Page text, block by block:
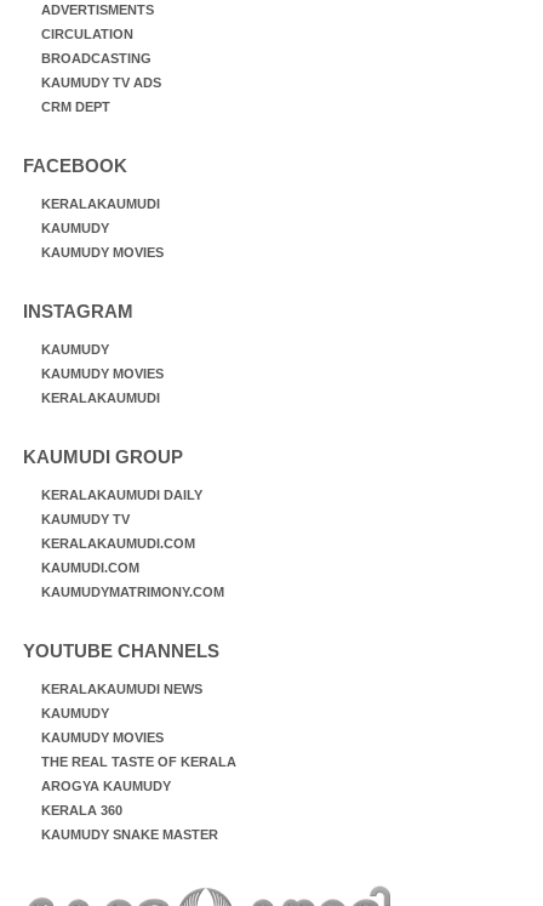
ADVERTISMENTS
CIRCULATION
BROADCASTING
KAUMUDY TV ADS
CRM DEPT
FACEBOOK
KERALAKAUMUDI
KAUMUDY
KAUMUDY MOVIES
INSTAGRAM
KAUMUDY
KAUMUDY MOVIES
KERALAKAUMUDI
KAUMUDI GROUP
KERALAKAUMUDI DAILY
KAUMUDY TV
KERALAKAUMUDI.COM
KAUMUDI.COM
KAUMUDYMATRIMONY.COM
YOUTUBE CHANNELS
KERALAKAUMUDI NEWS
KAUMUDY
KAUMUDY MOVIES
THE REAL TASTE OF KERALA
AROGYA KAUMUDY
KERALA 360
KAUMUDY SNAKE MASTER